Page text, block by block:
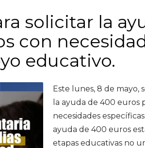
solicitar la
con
educativo.
Este lunes, 8 de mayo,
la ayuda de 400 euros
necesidades
ayuda de 400 euros
etapas educativas no